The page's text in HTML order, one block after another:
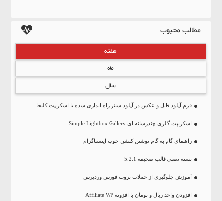
مطالب محبوب
هفته
ماه
سال
فرم آپلود فایل و عکس در آپلود سنتر راه اندازی شده با اسکریپت کلیجا
اسکریپت گالری چندرسانه ای Simple Lightbox Gallery
راهنمای گام به گام نوشتن کپشن خوب اینستاگرام
بسته نصبی قالب صحیفه 5.2.1
آموزش جلوگیری از حملات بروت فورس وردپرس
افزودن واحد ریال و تومان با افزونه Affiliate WP